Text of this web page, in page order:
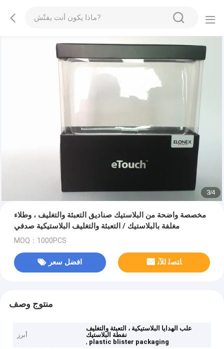
3/4
مخصصة واضحة من البلاستيك صناديق التعبئة والتغليف ، وطلاء
مغلفة بالبلاستيك / التعبئة والتغليف البلاستيكية صدفي
MOQ：1000PCS
افضل سعر ﺎﺘﺼﻟ ﺍﻶﻧ
منتوج وصف
أبرز
علب الهدايا البلاستيكية ، التعبئة والتغليف
نفطة البلاستيك
, plastic blister packaging